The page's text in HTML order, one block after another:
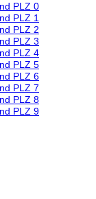
PLZ 0
PLZ 1
PLZ 2
PLZ 3
PLZ 4
PLZ 5
PLZ 6
PLZ 7
PLZ 8
PLZ 9